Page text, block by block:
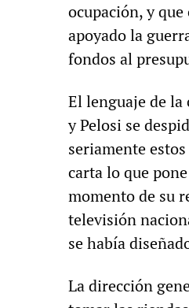
ocupación, y
apoyado la
fondos al
El lenguaje de la
y Pelosi se
seriamente
carta lo que
momento de su
televisión
se había
La dirección